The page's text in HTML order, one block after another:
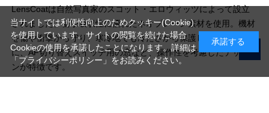
LensCoatは自然写真家のスコット・エロウィッツによって設立
されました。衝撃吸収性に優れたネオプレーン素材を使用。機材
を傷や衝撃から守り、寒冷地でも冷たさから保護します。さら
に、AF切り替えスイッチ用の窓など、操作性を考慮したデザイ
ンが特徴です。
当サイトでは利便性向上のためクッキー(Cookie)
を使用しています。サイトの閲覧を続けた場合
Cookieの使用を承諾したことになります。詳細は
「プライバシーポリシー」 をお読みください。
承諾する